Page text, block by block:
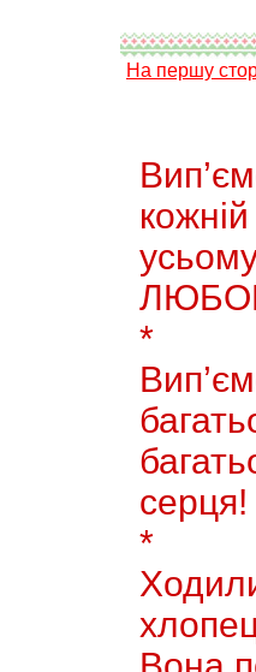
На першу
*
серця!
*